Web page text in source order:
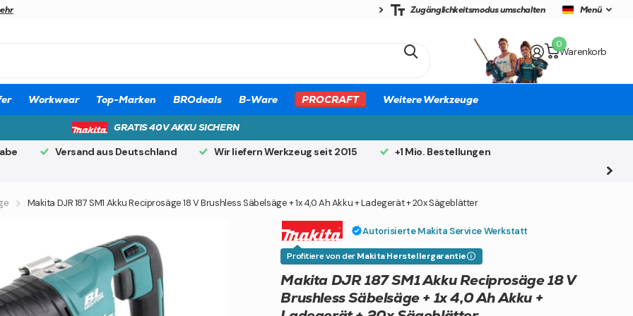
Zugänglichkeitsmodus umschalten Menü
Warenkorb
0
Workwear Top-Marken BROdeals B-Ware PROCRAFT Weitere Werkzeuge
GRATIS 40V AKKU SICHERN
Versand aus Deutschland Wir liefern Werkzeug seit 2015
+1 Mio. Bestellungen
Makita DJR 187 SM1 Akku Reciprosäge 18 V Brushless Säbelsäge + 1x 4,0 Ah Akku + Ladegerät + 20x Sägeblätter
Autorisierte Makita Service Werkstatt
Profitiere von derMakita Herstellergarantie
Makita DJR 187 SM1 Akku Reciprosäge 18 V
Brushless Säbelsäge + 1x 4,0 Ah Akku +